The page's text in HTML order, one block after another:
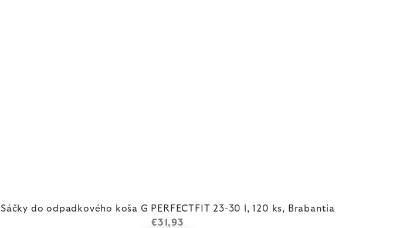
Sáčky do odpadkového koša G PERFECTFIT 23-30 l, 120 ks, Brabantia
€31,93